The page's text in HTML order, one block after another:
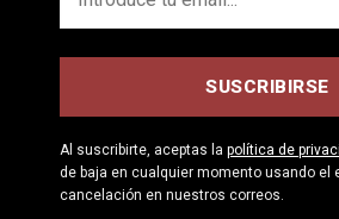
Al suscribirte, aceptas la política de
de baja en cualquier momento usando el
cancelación en nuestros correos.